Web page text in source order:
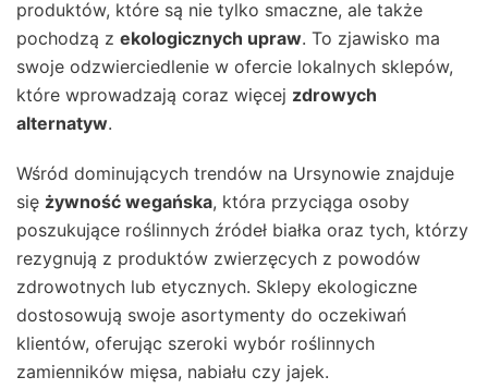
produktów, które są nie tylko smaczne, ale także
pochodzą z ekologicznych upraw. To zjawisko ma
swoje odzwierciedlenie w ofercie lokalnych sklepów,
które wprowadzają coraz więcej zdrowych
alternatyw.
Wśród dominujących trendów na Ursynowie znajduje
się żywność wegańska, która przyciąga osoby
poszukujące roślinnych źródeł białka oraz tych, którzy
rezygnują z produktów zwierzęcych z powodów
zdrowotnych lub etycznych. Sklepy ekologiczne
dostosowują swoje asortymenty do oczekiwań
klientów, oferując szeroki wybór roślinnych
zamienników mięsa, nabiału czy jajek.